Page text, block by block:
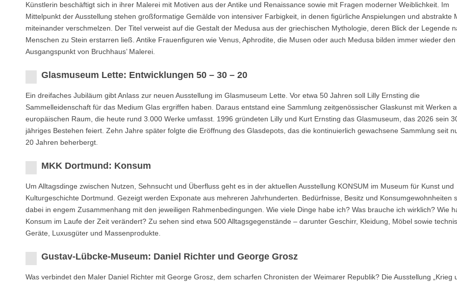
Künstlerin beschäftigt sich in ihrer Malerei mit Motiven aus der Antike und Renaissance sowie mit Fragen moderner Weiblichkeit. Im
Mittelpunkt der Ausstellung stehen großformatige Gemälde von intensiver Farbigkeit, in denen figürliche Anspielungen und abstrakte
miteinander verschmelzen. Der Titel verweist auf die Gestalt der Medusa aus der griechischen Mythologie, deren Blick der Legende
Menschen zu Stein erstarren ließ. Antike Frauenfiguren wie Venus, Aphrodite, die Musen oder auch Medusa bilden immer wieder den
Ausgangspunkt von Bruchhaus’ Malerei.
Glasmuseum Lette: Entwicklungen 50 – 30 – 20
Ein dreifaches Jubiläum gibt Anlass zur neuen Ausstellung im Glasmuseum Lette. Vor etwa 50 Jahren soll Lilly Ernsting die
Sammelleidenschaft für das Medium Glas ergriffen haben. Daraus entstand eine Sammlung zeitgenössischer Glaskunst mit Werken
europäischen Raum, die heute rund 3.000 Werke umfasst. 1996 gründeten Lilly und Kurt Ernsting das Glasmuseum, das 2026 sein
jähriges Bestehen feiert. Zehn Jahre später folgte die Eröffnung des Glasdepots, das die kontinuierlich gewachsene Sammlung seit
20 Jahren beherbergt.
MKK Dortmund: Konsum
Um Alltagsdinge zwischen Nutzen, Sehnsucht und Überfluss geht es in der aktuellen Ausstellung KONSUM im Museum für Kunst und
Kulturgeschichte Dortmund. Gezeigt werden Exponate aus mehreren Jahrhunderten. Bedürfnisse, Besitz und Konsumgewohnheiten
dabei in engem Zusammenhang mit den jeweiligen Rahmenbedingungen. Wie viele Dinge habe ich? Was brauche ich wirklich? Wie
Konsum im Laufe der Zeit verändert? Zu sehen sind etwa 500 Alltagsgegenstände – darunter Geschirr, Kleidung, Möbel sowie
Geräte, Luxusgüter und Massenprodukte.
Gustav-Lübcke-Museum: Daniel Richter und George Grosz
Was verbindet den Maler Daniel Richter mit George Grosz, dem scharfen Chronisten der Weimarer Republik? Die Ausstellung „Krieg